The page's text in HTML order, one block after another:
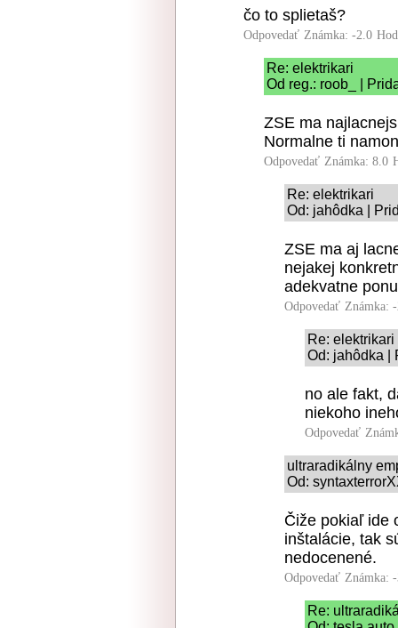
čo to splietaš?
Odpovedať Známka: -2.0
Re: elektrikari
Od reg.: roob_ |
ZSE ma
Normalne ti
Odpovedať Známka: 8.0
Re: elektrikari
Od: jahôdka |
ZSE ma aj
nejakej
adekvatne
Odpovedať Známka:
Re: elektrikari
Od: jahôdka |
no ale fakt,
niekoho
Odpovedať
ultraradikálny
Od:
Čiže pokiaľ ide
inštalácie, tak
nedocenené.
Odpovedať Známka:
Re: